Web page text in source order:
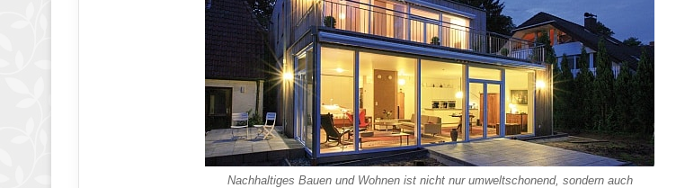
Nachhaltiges Bauen und Wohnen ist nicht nur umweltschonend, sondern auch